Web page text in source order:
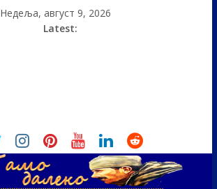
Недеља, август 9, 2026
Latest: